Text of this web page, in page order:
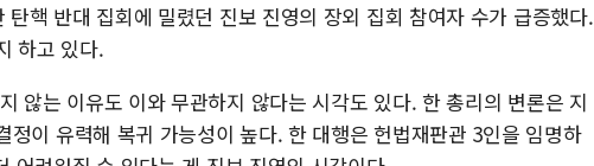
핵 반대 집회에 밀렸던 진보 진영의 장외 집회 참여자 수가 급증했다.
하고 있다.
않는 이유도 이와 무관하지 않다는 시각도 있다. 한 총리의 변론은 지
정이 유력해 복귀 가능성이 높다. 한 대행은 헌법재판관 3인을 임명하